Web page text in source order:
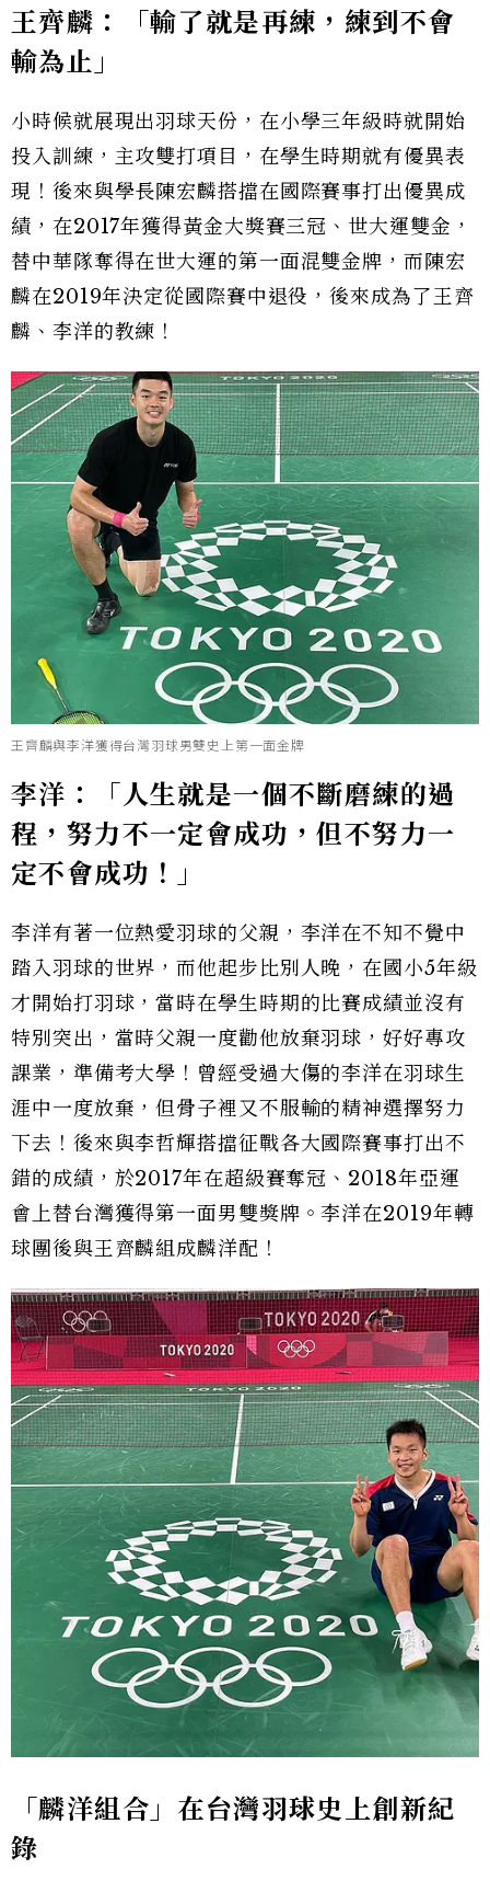
王齊麟：「輸了就是再練，練到不會
輸為止」
小時候就展現出羽球天份，在小學三年級時就開始
投入訓練，主攻雙打項目，在學生時期就有優異表
現！後來與學長陳宏麟搭擋在國際賽事打出優異成
績，在2017年獲得黃金大獎賽三冠、世大運雙金，
替中華隊奪得在世大運的第一面混雙金牌，而陳宏
麟在2019年決定從國際賽中退役，後來成為了王齊
麟、李洋的教練！
王齊麟與李洋獲得台灣羽球男雙史上第一面金牌
李洋：「人生就是一個不斷磨練的過
程，努力不一定會成功，但不努力一
定不會成功！」
李洋有著一位熱愛羽球的父親，李洋在不知不覺中
踏入羽球的世界，而他起步比別人晚，在國小5年級
才開始打羽球，當時在學生時期的比賽成績並沒有
特別突出，當時父親一度勸他放棄羽球，好好專攻
課業，準備考大學！曾經受過大傷的李洋在羽球生
涯中一度放棄，但骨子裡又不服輸的精神選擇努力
下去！後來與李哲輝搭擋征戰各大國際賽事打出不
錯的成績，於2017年在超級賽奪冠、2018年亞運
會上替台灣獲得第一面男雙獎牌。李洋在2019年轉
球團後與王齊麟組成麟洋配！
「麟洋組合」在台灣羽球史上創新紀
錄